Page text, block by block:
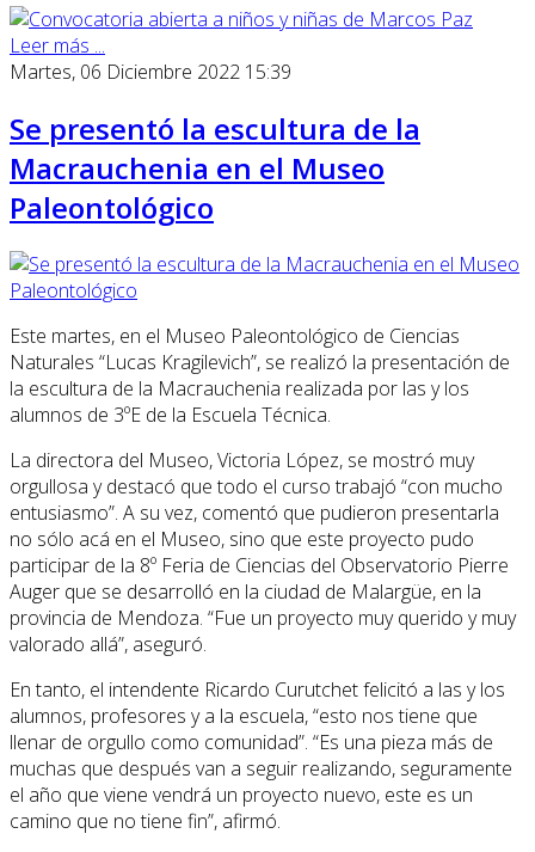
Leer más ...
Martes, 06 Diciembre 2022 15:39
Se presentó la escultura de la
Macrauchenia en el Museo
Paleontológico
Este martes, en el Museo Paleontológico de Ciencias
Naturales “Lucas Kragilevich”, se realizó la presentación de
la escultura de la Macrauchenia realizada por las y los
alumnos de 3ºE de la Escuela Técnica.
La directora del Museo, Victoria López, se mostró muy
orgullosa y destacó que todo el curso trabajó “con mucho
entusiasmo”. A su vez, comentó que pudieron presentarla
no sólo acá en el Museo, sino que este proyecto pudo
participar de la 8º Feria de Ciencias del Observatorio Pierre
Auger que se desarrolló en la ciudad de Malargüe, en la
provincia de Mendoza. “Fue un proyecto muy querido y muy
valorado allá”, aseguró.
En tanto, el intendente Ricardo Curutchet felicitó a las y los
alumnos, profesores y a la escuela, “esto nos tiene que
llenar de orgullo como comunidad”. “Es una pieza más de
muchas que después van a seguir realizando, seguramente
el año que viene vendrá un proyecto nuevo, este es un
camino que no tiene fin”, afirmó.